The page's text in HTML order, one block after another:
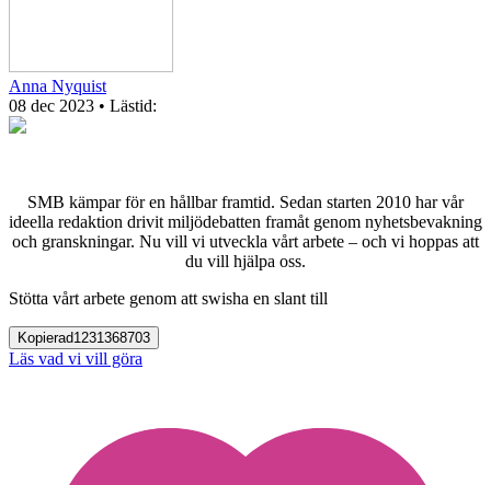
Anna Nyquist
08 dec 2023 • Lästid:
SMB kämpar för en hållbar framtid. Sedan starten 2010 har vår
ideella redaktion drivit miljödebatten framåt genom nyhetsbevakning
och granskningar. Nu vill vi utveckla vårt arbete – och vi hoppas att
du vill hjälpa oss.
Stötta vårt arbete genom att swisha en slant till
Kopierad1231368703
Läs vad vi vill göra